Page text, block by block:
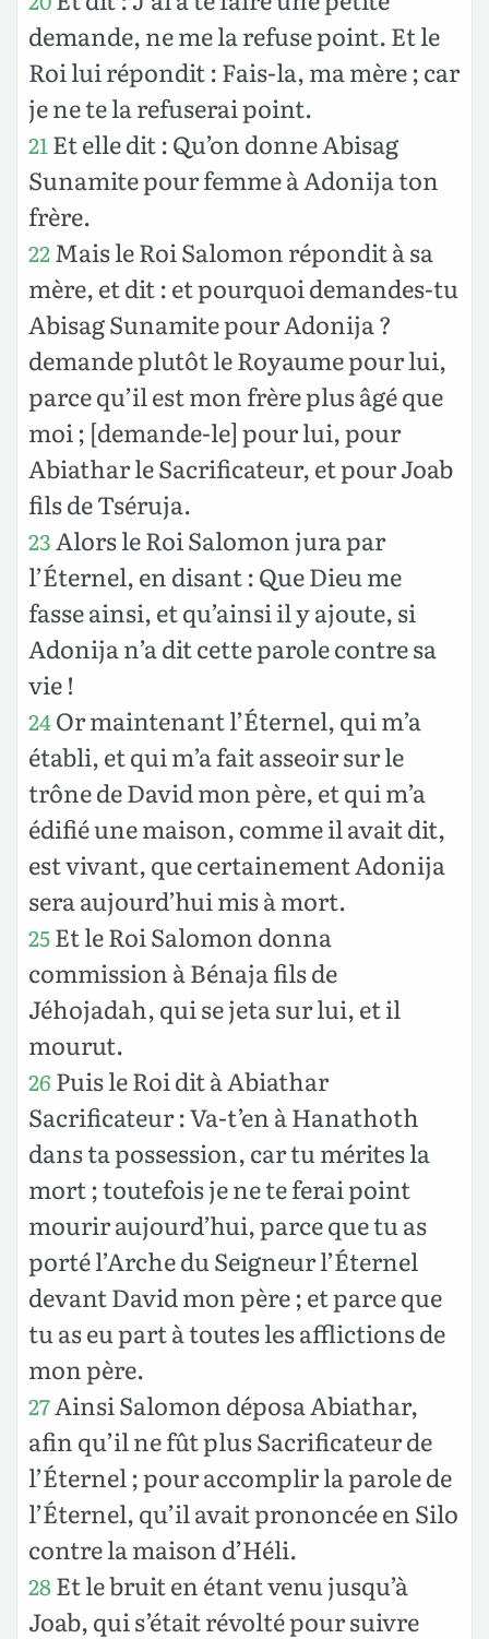
demande, ne me la refuse point. Et le
Roi lui répondit : Fais-la, ma mère ; car
je ne te la refuserai point.
21Et elle dit : Qu’on donne Abisag
Sunamite pour femme à Adonija ton
frère.
22Mais le Roi Salomon répondit à sa
mère, et dit : et pourquoi demandes-tu
Abisag Sunamite pour Adonija ?
demande plutôt le Royaume pour lui,
parce qu’il est mon frère plus âgé que
moi ; [demande-le] pour lui, pour
Abiathar le Sacrificateur, et pour Joab
fils de Tséruja.
23Alors le Roi Salomon jura par
l’Éternel, en disant : Que Dieu me
fasse ainsi, et qu’ainsi il y ajoute, si
Adonija n’a dit cette parole contre sa
vie !
24Or maintenant l’Éternel, qui m’a
établi, et qui m’a fait asseoir sur le
trône de David mon père, et qui m’a
édifié une maison, comme il avait dit,
est vivant, que certainement Adonija
sera aujourd’hui mis à mort.
25Et le Roi Salomon donna
commission à Bénaja fils de
Jéhojadah, qui se jeta sur lui, et il
mourut.
26 Puis le Roi dit à Abiathar
Sacrificateur : Va-t’en à Hanathoth
dans ta possession, car tu mérites la
mort ; toutefois je ne te ferai point
mourir aujourd’hui, parce que tu as
porté l’Arche du Seigneur l’Éternel
devant David mon père ; et parce que
tu as eu part à toutes les afflictions de
mon père.
27Ainsi Salomon déposa Abiathar,
afin qu’il ne fût plus Sacrificateur de
l’Éternel ; pour accomplir la parole de
l’Éternel, qu’il avait prononcée en Silo
contre la maison d’Héli.
28Et le bruit en étant venu jusqu’à
Joab, qui s’était révolté pour suivre